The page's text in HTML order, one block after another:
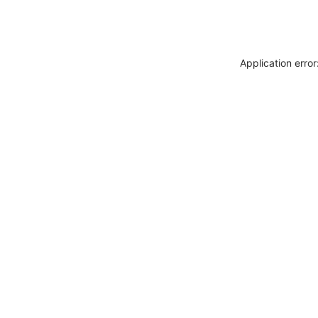
Application